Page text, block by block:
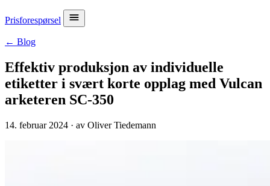
Prisforespørsel
← Blog
Effektiv produksjon av individuelle
etiketter i svært korte opplag med Vulcan
arketeren SC-350
14. februar 2024 · av Oliver Tiedemann